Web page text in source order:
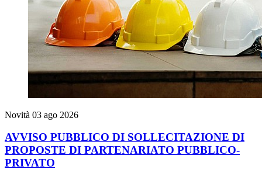
Novità 03 ago 2026
AVVISO PUBBLICO DI SOLLECITAZIONE DI
PROPOSTE DI PARTENARIATO PUBBLICO-
PRIVATO